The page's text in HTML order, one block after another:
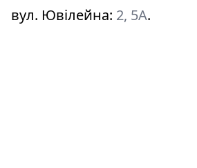
вул. Ювілейна: 2, 5А.